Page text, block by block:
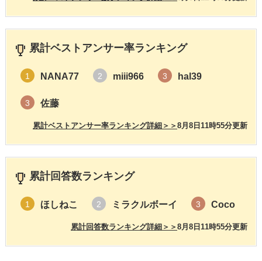
累計ベストアンサー率ランキング
1 NANA77 2 miii966 3 hal39
3 佐藤
8月8日11時55分更新
累計ベストアンサー率ランキング詳細＞＞
累計回答数ランキング
1 ほしねこ 2 ミラクルボーイ 3 Coco
8月8日11時55分更新
累計回答数ランキング詳細＞＞